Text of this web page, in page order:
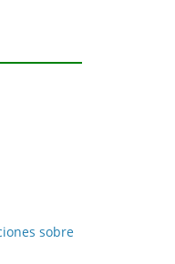
sobre